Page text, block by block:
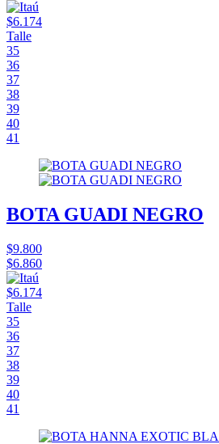
$6.174
Talle
35
36
37
38
39
40
41
BOTA GUADI NEGRO
$9.800
$6.860
$6.174
Talle
35
36
37
38
39
40
41